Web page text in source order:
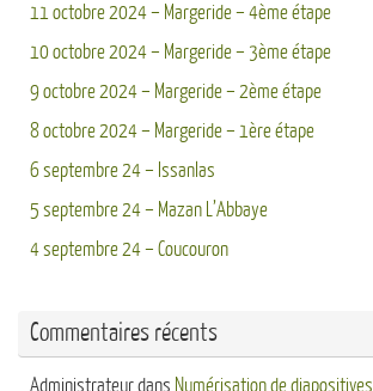
11 octobre 2024 – Margeride – 4ème étape
10 octobre 2024 – Margeride – 3ème étape
9 octobre 2024 – Margeride – 2ème étape
8 octobre 2024 – Margeride – 1ère étape
6 septembre 24 – Issanlas
5 septembre 24 – Mazan L’Abbaye
4 septembre 24 – Coucouron
Commentaires récents
Administrateurdans Numérisation de diapositives